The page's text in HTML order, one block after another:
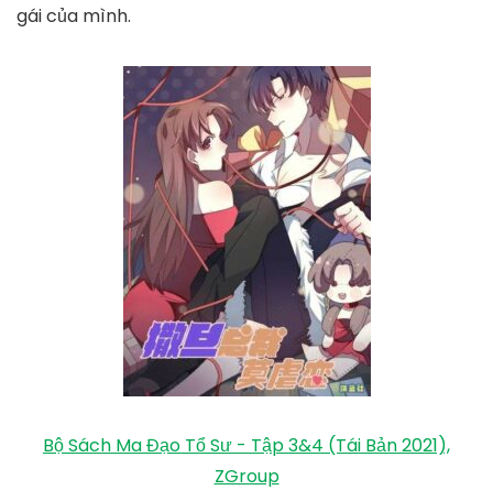
gái của mình.
Bộ Sách Ma Đạo Tổ Sư - Tập 3&4 (Tái Bản 2021),
ZGroup